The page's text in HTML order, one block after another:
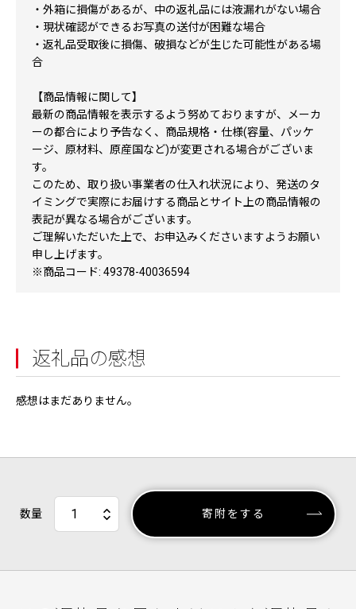
・外箱に損傷があるが、中の返礼品には液漏れがない場合
・現状確認ができるお写真の送付が困難な場合
・返礼品受取後に損傷、破損などが生じた可能性がある場
合
【商品情報に関して】
最新の商品情報を表示するよう努めておりますが、メーカ
ーの都合により予告なく、商品規格・仕様(容量、パッケ
ージ、原材料、原産国など)が変更される場合がございま
す。
このため、取り扱い事業者の仕入れ状況により、発送のタ
イミングで実際にお届けする商品とサイト上の商品情報の
表記が異なる場合がございます。
ご理解いただいた上で、お申込みくださいますようお願い
申し上げます。
※商品コード: 49378-40036594
返礼品の感想
感想はまだありません。
数量 寄附をする